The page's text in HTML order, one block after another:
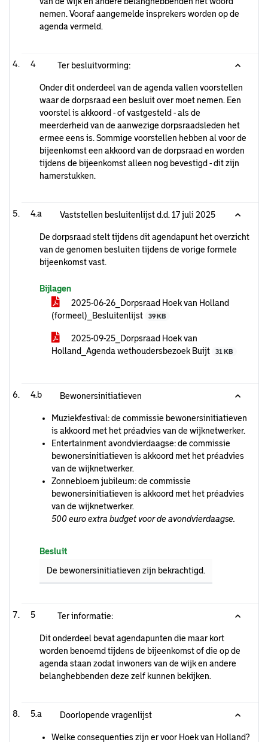
nemen. Vooraf aangemelde insprekers worden op de
agenda vermeld.
4 Ter besluitvorming:
Onder dit onderdeel van de agenda vallen voorstellen
waar de dorpsraad een besluit over moet nemen. Een
voorstel is akkoord - of vastgesteld - als de
meerderheid van de aanwezige dorpsraadsleden het
ermee eens is. Sommige voorstellen hebben al voor de
bijeenkomst een akkoord van de dorpsraad en worden
tijdens de bijeenkomst alleen nog bevestigd - dit zijn
hamerstukken.
4.a Vaststellen besluitenlijst d.d. 17 juli 2025
De dorpsraad stelt tijdens dit agendapunt het overzicht
van de genomen besluiten tijdens de vorige formele
bijeenkomst vast.
Bijlagen
2025-06-26_Dorpsraad Hoek van Holland
(formeel)_Besluitenlijst
39 KB
2025-09-25_Dorpsraad Hoek van
Holland_Agenda wethoudersbezoek Buijt
31 KB
4.b Bewonersinitiatieven
Muziekfestival: de commissie bewonersinitiatieven
is akkoord met het préadvies van de wijknetwerker.
Entertainment avondvierdaagse: de commissie
bewonersinitiatieven is akkoord met het préadvies
van de wijknetwerker.
Zonnebloem jubileum: de commissie
bewonersinitiatieven is akkoord met het préadvies
van de wijknetwerker.
500 euro extra budget voor de avondvierdaagse.
Besluit
De bewonersinitiatieven zijn bekrachtigd.
5 Ter informatie:
Dit onderdeel bevat agendapunten die maar kort
worden benoemd tijdens de bijeenkomst of die op de
agenda staan zodat inwoners van de wijk en andere
belanghebbenden deze zelf kunnen bekijken.
5.a Doorlopende vragenlijst
Welke consequenties zijn er voor Hoek van Holland?